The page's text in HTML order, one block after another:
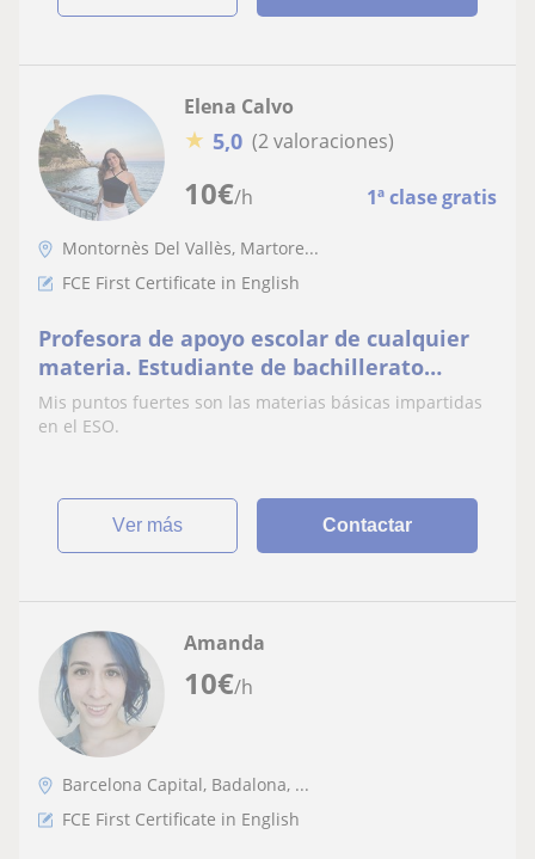
10€/h 1ª clase gratis
Elena Calvo
★ 5,0 (2 valoraciones)
Montornès Del Vallès, Martore...
FCE First Certificate in English
Profesora de apoyo escolar de cualquier
materia. Estudiante de bachillerato
internacional IB
Mis puntos fuertes son las materias básicas impartidas
en el ESO.
ver más Contactar
10€/h
Amanda
Barcelona Capital, Badalona, ...
FCE First Certificate in English